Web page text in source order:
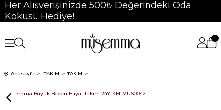
Her Alışverişinizde 500₺ Değerindeki Oda
Kokusu Hediye!
Anasayfa TAKIM TAKIM
Müsemma Büyük Beden Hayal Takım 24YTKM-MUS0042